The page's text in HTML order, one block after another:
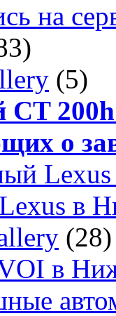
на
(5)
200h
о
Lexus
в
(28)
в